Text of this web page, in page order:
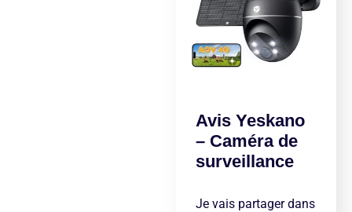
Avis Yeskano
– Caméra de
surveillance
Je vais partager dans